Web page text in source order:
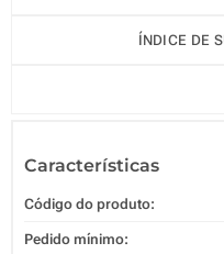
ÍNDICE DE
Características
Código do produto:
Pedido mínimo: